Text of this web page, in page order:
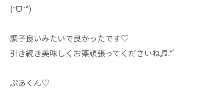
(ᵔᗜᵔ*)⁡
⁡調子良いみたいで良かったです♡⁡
⁡引き続き美味しくお薬頑張ってくださいね♬.*ﾟ⁡
⁡ぷあくん♡⁡